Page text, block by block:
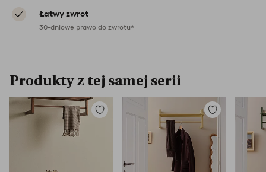
Łatwy zwrot
30-dniowe prawo do zwrotu*
Produkty z tej samej serii
Dodaj
Dodaj